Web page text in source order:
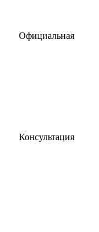
Официальная
Консультация